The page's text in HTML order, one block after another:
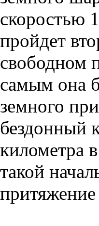
скоростью
пройдет
свободном
самым она
земного
бездонный
километра
такой